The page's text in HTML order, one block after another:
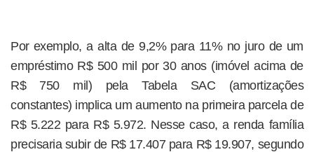
Por exemplo, a alta de 9,2% para 11% no juro de um
empréstimo R$ 500 mil por 30 anos (imóvel acima de
R$ 750 mil) pela Tabela SAC (amortizações
constantes) implica um aumento na primeira parcela de
R$ 5.222 para R$ 5.972. Nesse caso, a renda família
precisaria subir de R$ 17.407 para R$ 19.907, segundo